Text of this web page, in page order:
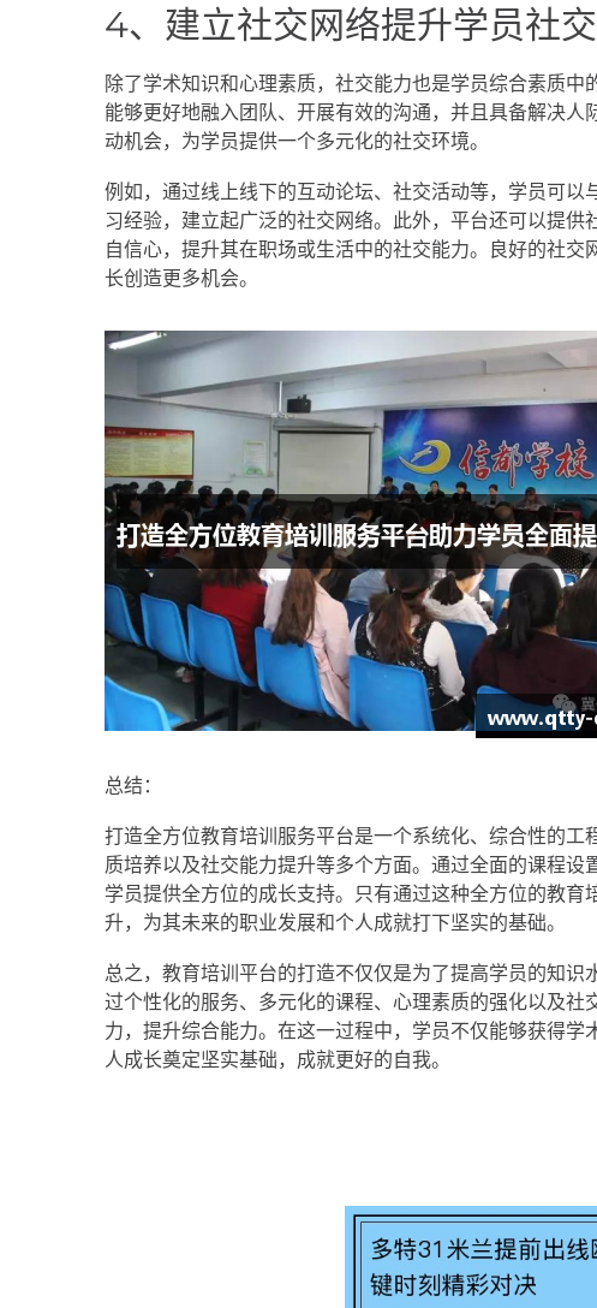
4、建立社交网络提升学员社
除了学术知识和心理素质，社交能力也是学员综合素质中
能够更好地融入团队、开展有效的沟通，并且具备解决
动机会，为学员提供一个多元化的社交环境。
例如，通过线上线下的互动论坛、社交活动等，学员可
习经验，建立起广泛的社交网络。此外，平台还可以提
自信心，提升其在职场或生活中的社交能力。良好的社
长创造更多机会。
总结：
打造全方位教育培训服务平台是一个系统化、综合性的
质培养以及社交能力提升等多个方面。通过全面的课程
学员提供全方位的成长支持。只有通过这种全方位的教
升，为其未来的职业发展和个人成就打下坚实的基础。
总之，教育培训平台的打造不仅仅是为了提高学员的知
过个性化的服务、多元化的课程、心理素质的强化以及
力，提升综合能力。在这一过程中，学员不仅能够获得
人成长奠定坚实基础，成就更好的自我。